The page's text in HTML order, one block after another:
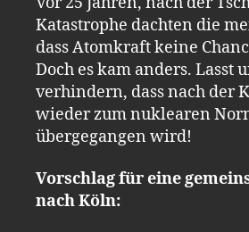
Katastrophe dachten die
dass Atomkraft keine
Doch es kam anders. Lasst
verhindern, dass nach der
wieder zum nuklearen
übergegangen wird!
Vorschlag für eine
nach Köln: